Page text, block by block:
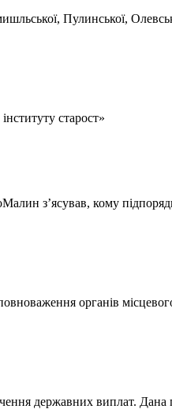
Пулинської,
старост»
з’ясував, кому
органів
державних виплат. Дана